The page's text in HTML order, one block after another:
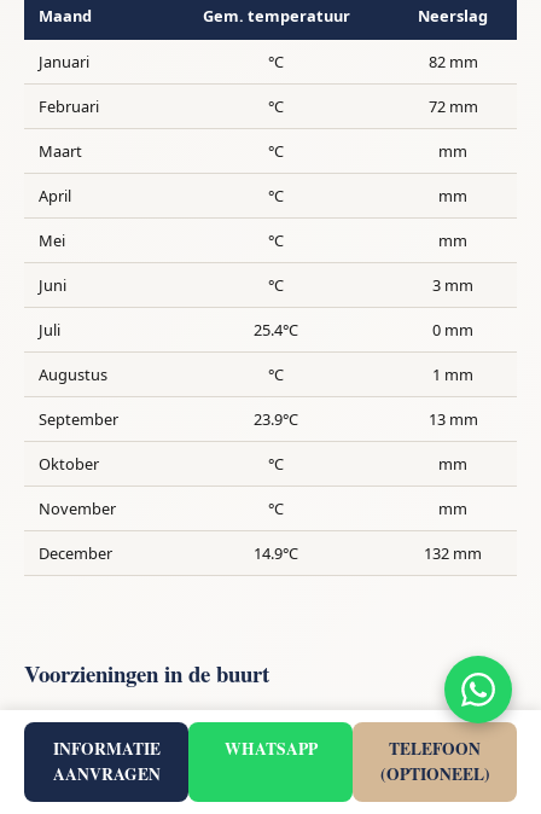
Maand Gem. temperatuur Neerslag
Januari °C 82 mm
Februari °C 72 mm
Maart °C mm
April °C mm
Mei °C mm
Juni °C 3 mm
Juli 25.4°C 0 mm
Augustus °C 1 mm
September 23.9°C 13 mm
Oktober °C mm
November °C mm
December 14.9°C 132 mm
Voorzieningen in de buurt
50
Restaurant
6
School
INFORMATIE
AANVRAGEN
WHATSAPP
TELEFOON
(OPTIONEEL)